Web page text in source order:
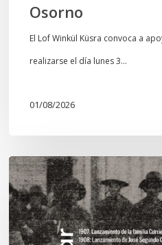
Osorno
El Lof Winkül Küsra convoca a
realizarse el día lunes 3…
01/08/2026
Chawrakawin:
Palimpsesto
explora
a